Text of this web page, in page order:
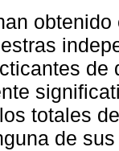
totales
de